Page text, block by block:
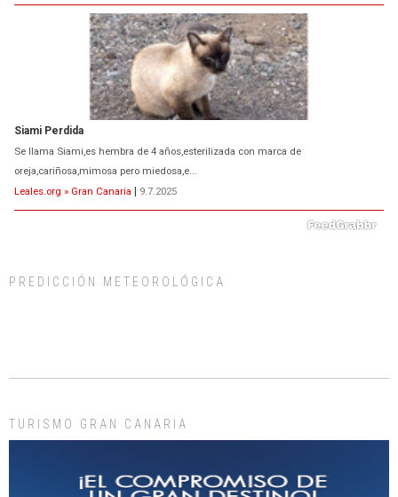
Siami Perdida
Se llama Siami,es hembra de 4 años,esterilizada con marca de
oreja,cariñosa,mimosa pero miedosa,e...
Leales.org » Gran Canaria
9.7.2025
días, ella incluida...
PREDICCIÓN METEOROLÓGICA
TURISMO GRAN CANARIA